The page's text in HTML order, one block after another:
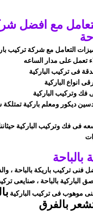
مع افضل
التعامل مع شركة تركيب
تعمل على مدار الساعه
فى تركيب الباركية
انواع الباركية
فك وتركيب الباركية
ديكور ومعلم باركية تمتلكة
فى فك وتركيب الباركية
بالباحة
فنى تركيب باريكة بالباحة ،
الباركية بالباحة ، صنايعى
موهوب فى تركيب الباركية
بالفرق